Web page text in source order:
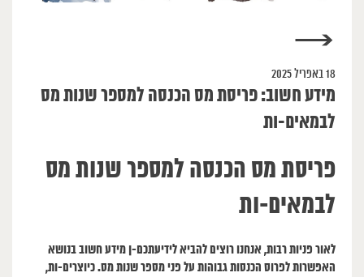
→
18 באפריל 2025
מידע חשוב: פריסת מס הכנסה למספר שנות מס
לבמאים-ות
פריסת מס הכנסה למספר שנות מס
לבמאים-ות
לאור פניות רבות, אנחנו רוצים להביא לידיעתכם-ן מידע חשוב בנושא
האפשרות לפרוס הכנסות גבוהות על פני מספר שנות מס. כיוצרים-ות,